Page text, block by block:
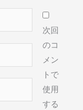
次回
のコ
メン
トで
使用
する